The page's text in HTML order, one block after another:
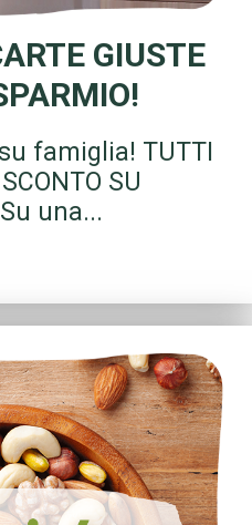
GIUSTE
famiglia! TUTTI
SU
una...